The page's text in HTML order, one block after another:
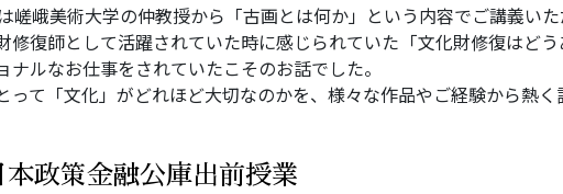
嵯峨美術大学の仲教授から「古画とは何か」という内容でご講義いた
修復師として活躍されていた時に感じられていた「文化財修復はど
ナルなお仕事をされていたこそのお話でした。
って「文化」がどれほど大切なのかを、様々な作品やご経験から熱く
本政策金融公庫出前授業